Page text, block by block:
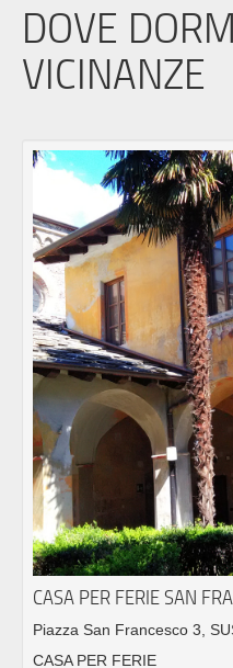
DOVE
VICINANZE
CASA PER FERIE SAN
Piazza San Francesco 3,
CASA PER FERIE